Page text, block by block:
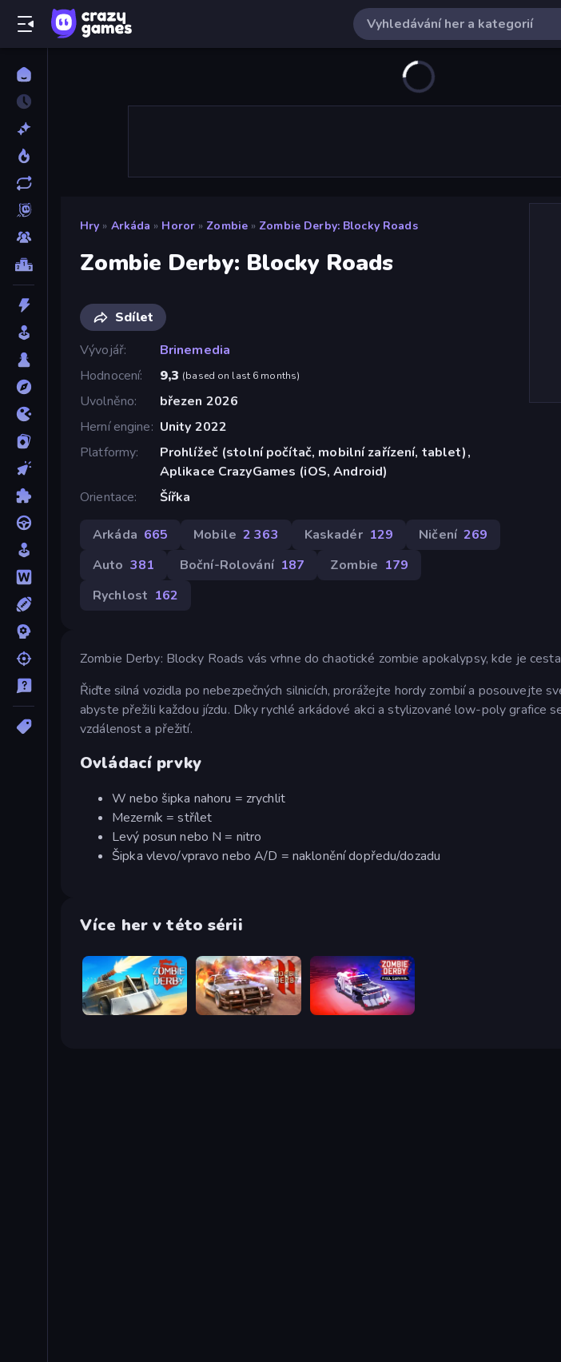
Hry » Arkáda » Horor » Zombie » Zombie Derby: Blocky Roads
Zombie Derby: Blocky Roads
Sdílet
Vývojář
Brinemedia
Hodnocení
9,3 (based on last 6 months)
Uvolněno
březen 2026
Herní engine
Unity 2022
Platformy
Prohlížeč (stolní počítač, mobilní zařízení, tablet),
Aplikace CrazyGames (iOS, Android)
Orientace
Šířka
Arkáda 665 Mobile 2 363 Kaskadér 129 Ničení 269
Auto 381 Boční-Rolování 187 Zombie 179
Rychlost 162
Zombie Derby: Blocky Roads vás vrhne do chaotické zombie apokalypsy, kde je
Řiďte silná vozidla po nebezpečných silnicích, prorážejte hordy zombií a posouvejte
abyste přežili každou jízdu. Díky rychlé arkádové akci a stylizované low-poly grafice
vzdálenost a přežití.
Ovládací prvky
W nebo šipka nahoru = zrychlit
Mezerník = střílet
Levý posun nebo N = nitro
Šipka vlevo/vpravo nebo A/D = naklonění dopředu/dozadu
Více her v této sérii
Zombie Derby Zombie Derby 2 Zombie Derby: Pixel Survival